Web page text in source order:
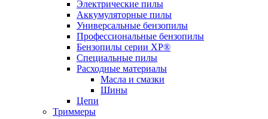
Электрические пилы
Аккумуляторные пилы
Универсальные бензопилы
Профессиональные бензопилы
Бензопилы серии XP®
Специальные пилы
Расходные материалы
Масла и смазки
Шины
Цепи
Триммеры